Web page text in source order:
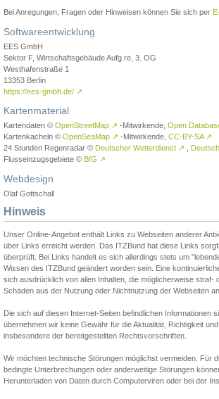
Bei Anregungen, Fragen oder Hinweisen können Sie sich per
Softwareentwicklung
EES GmbH
Sektor F, Wirtschaftsgebäude Aufg.re, 3. OG
Westhafenstraße 1
13353 Berlin
https://ees-gmbh.de/ ↗
Kartenmaterial
Kartendaten © OpenStreetMap ↗ -Mitwirkende, Open
Kartenkacheln © OpenSeaMap ↗ -Mitwirkende, CC-BY-SA ↗
24 Stunden Regenradar © Deutscher Wetterdienst ↗
Flusseinzugsgebiete © BfG ↗
Webdesign
Olaf Gottschall
Hinweis
Unser Online-Angebot enthält Links zu Webseiten anderer
über Links erreicht werden. Das ITZBund hat diese Links
überprüft. Bei Links handelt es sich allerdings stets um
Wissen des ITZBund geändert worden sein. Eine
sich ausdrücklich von allen Inhalten, die möglicherweise
Schäden aus der Nutzung oder Nichtnutzung der Webseiten
Die sich auf diesen Internet-Seiten befindlichen
übernehmen wir keine Gewähr für die Aktualität, Richtigkeit
insbesondere der bereitgestellten Rechtsvorschriften.
Wir möchten technische Störungen möglichst vermeiden. Für
bedingte Unterbrechungen oder anderweitige Störungen
Herunterladen von Daten durch Computerviren oder bei der